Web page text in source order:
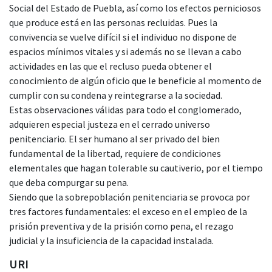
Social del Estado de Puebla, así como los efectos perniciosos
que produce está en las personas recluidas. Pues la
convivencia se vuelve difícil si el individuo no dispone de
espacios mínimos vitales y si además no se llevan a cabo
actividades en las que el recluso pueda obtener el
conocimiento de algún oficio que le beneficie al momento de
cumplir con su condena y reintegrarse a la sociedad.
Estas observaciones válidas para todo el conglomerado,
adquieren especial justeza en el cerrado universo
penitenciario. El ser humano al ser privado del bien
fundamental de la libertad, requiere de condiciones
elementales que hagan tolerable su cautiverio, por el tiempo
que deba compurgar su pena.
Siendo que la sobrepoblación penitenciaria se provoca por
tres factores fundamentales: el exceso en el empleo de la
prisión preventiva y de la prisión como pena, el rezago
judicial y la insuficiencia de la capacidad instalada.
URI